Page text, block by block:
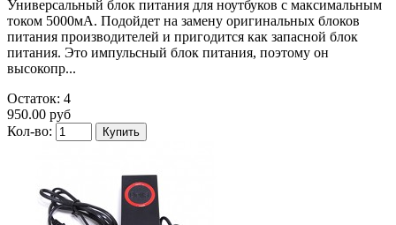
Универсальный блок питания для ноутбуков с максимальным
током 5000мА. Подойдет на замену оригинальных блоков
питания производителей и пригодится как запасной блок
питания. Это импульсный блок питания, поэтому он
высокопр...
Остаток: 4
950.00 руб
Кол-во: